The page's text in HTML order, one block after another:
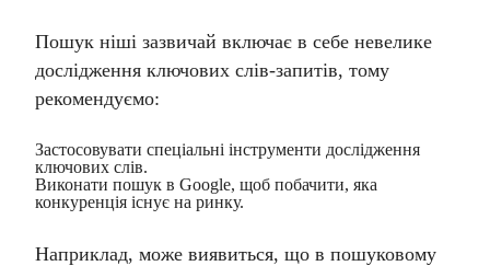
Пошук ніші зазвичай включає в себе невелике
дослідження ключових слів-запитів, тому
рекомендуємо:
Застосовувати спеціальні інструменти дослідження
ключових слів.
Виконати пошук в Google, щоб побачити, яка
конкуренція існує на ринку.
Наприклад, може виявиться, що в пошуковому